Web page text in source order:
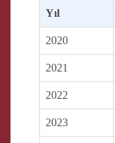
Yıl
2020
2021
2022
2023